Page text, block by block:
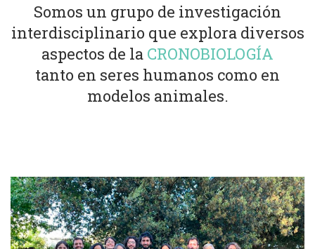
Somos un grupo de investigación
interdisciplinario que explora diversos
aspectos de la CRONOBIOLOGÍA
tanto en seres humanos como en
modelos animales.